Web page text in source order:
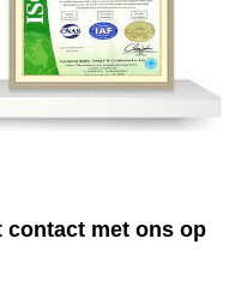
contact met ons op